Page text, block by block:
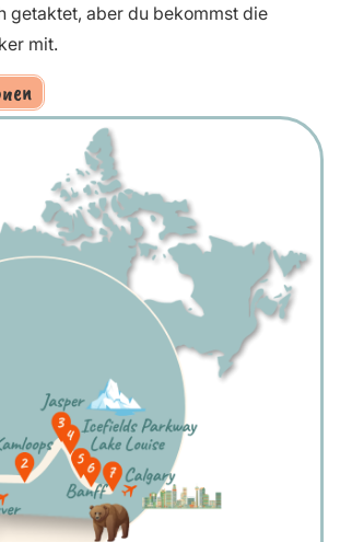
getaktet, aber du bekommst die
mit.